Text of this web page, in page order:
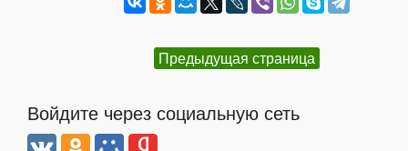
Предыдущая страница
Войдите через социальную сеть